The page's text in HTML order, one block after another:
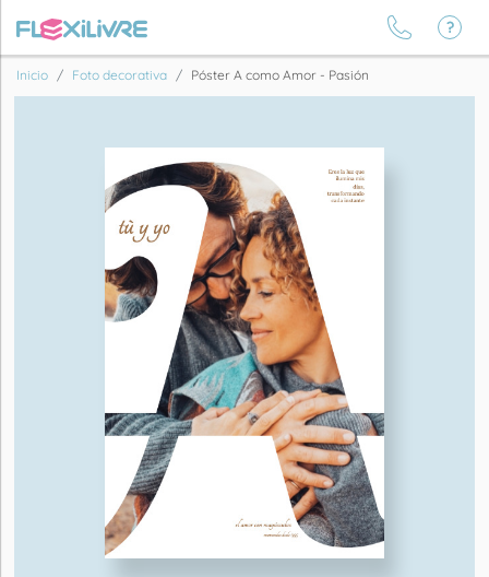
Inicio Foto decorativa Póster A como Amor - Pasión